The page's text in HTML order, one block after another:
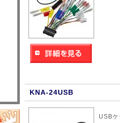
KNA-24USB
USB